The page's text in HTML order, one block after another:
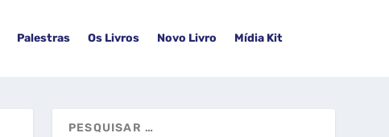
Palestras Os Livros Novo Livro Mídia Kit